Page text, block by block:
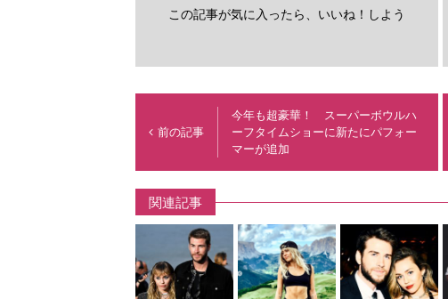
この記事が気に入ったら、いいね！しよう
前の記事
今年も超豪華！ スーパーボウルハ
ーフタイムショーに新たにパフォー
マーが追加
関連記事